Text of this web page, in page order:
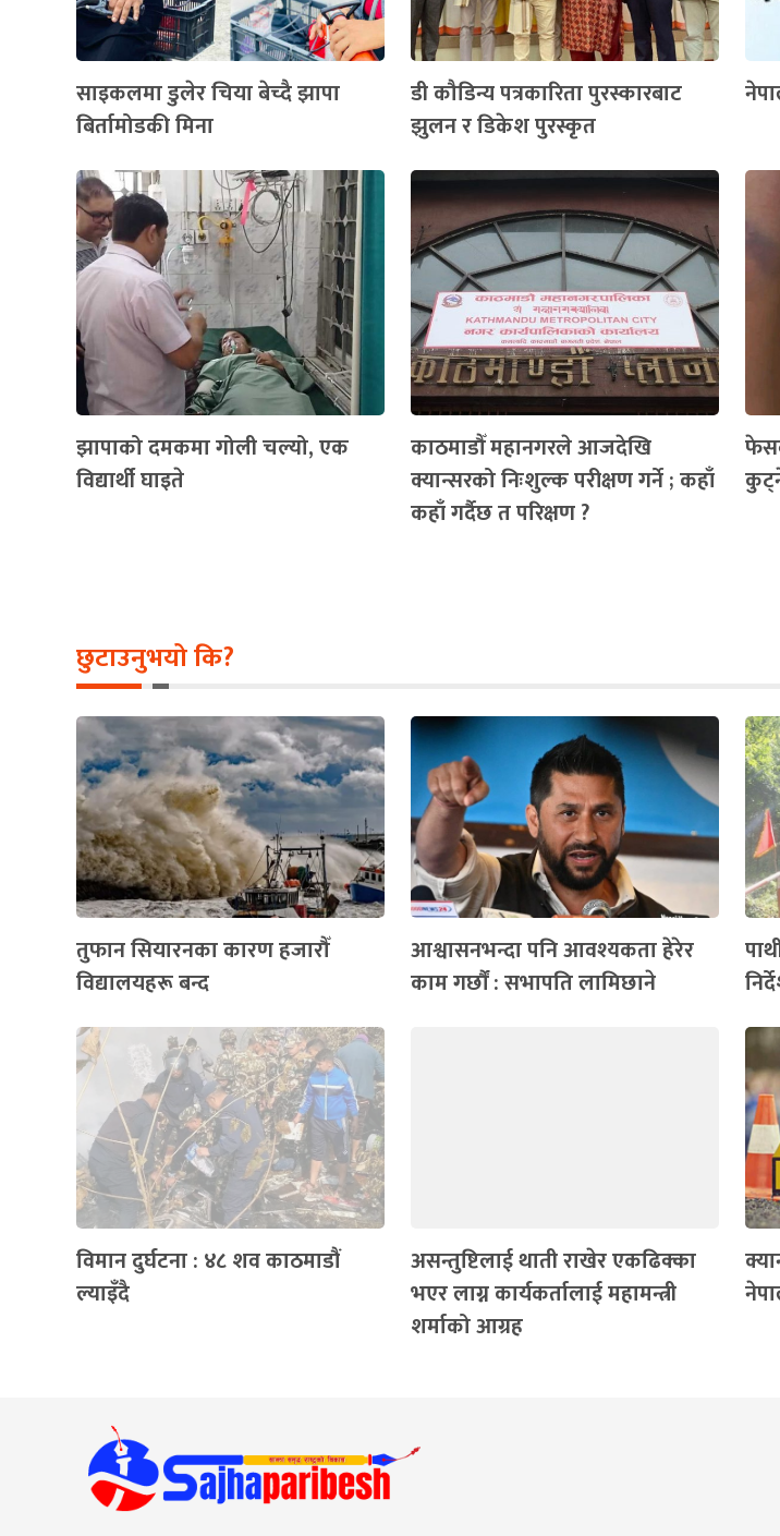
साइकलमा डुलेर चिया बेच्दै झापा
बिर्तामोडकी मिना
डी कौडिन्य पत्रकारिता पुरस्कारबाट
झुलन र डिकेश पुरस्कृत
झापाको दमकमा गोली चल्यो, एक
विद्यार्थी घाइते
काठमाडौँ महानगरले आजदेखि
क्यान्सरको निःशुल्क परीक्षण गर्ने ; कहाँ
कहाँ गर्दैछ त परिक्षण ?
छुटाउनुभयो कि?
तुफान सियारनका कारण हजारौँ
विद्यालयहरू बन्द
आश्वासनभन्दा पनि आवश्यकता हेरेर
काम गर्छौं : सभापति लामिछाने
विमान दुर्घटना : ४८ शव काठमाडौं
ल्याइँदै
असन्तुष्टिलाई थाती राखेर एकढिक्का
भएर लाग्न कार्यकर्तालाई महामन्त्री
शर्माको आग्रह